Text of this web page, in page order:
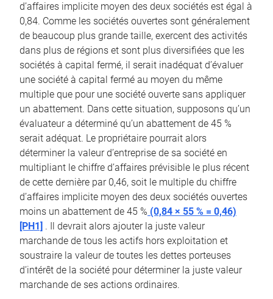
d’affaires implicite moyen des deux sociétés est égal à
0,84. Comme les sociétés ouvertes sont généralement
de beaucoup plus grande taille, exercent des activités
dans plus de régions et sont plus diversifiées que les
sociétés à capital fermé, il serait inadéquat d’évaluer
une société à capital fermé au moyen du même
multiple que pour une société ouverte sans appliquer
un abattement. Dans cette situation, supposons qu’un
évaluateur a déterminé qu’un abattement de 45 %
serait adéquat. Le propriétaire pourrait alors
déterminer la valeur d’entreprise de sa société en
multipliant le chiffre d’affaires prévisible le plus récent
de cette dernière par 0,46, soit le multiple du chiffre
d’affaires implicite moyen des deux sociétés ouvertes
moins un abattement de 45 % (0,84 × 55 % = 0,46)
[PH1] . Il devrait alors ajouter la juste valeur
marchande de tous les actifs hors exploitation et
soustraire la valeur de toutes les dettes porteuses
d’intérêt de la société pour déterminer la juste valeur
marchande de ses actions ordinaires.